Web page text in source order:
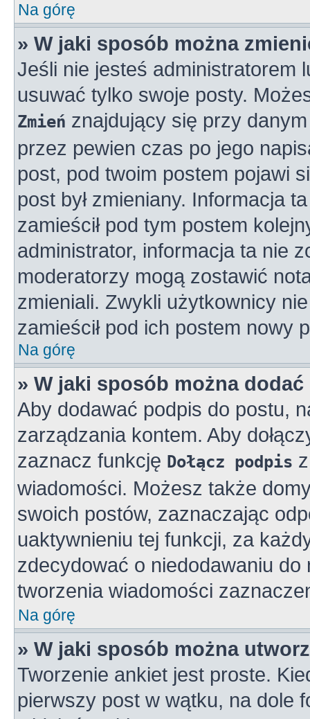
Na górę
» W jaki sposób można
Jeśli nie jesteś administratorem
usuwać tylko swoje posty.
Zmień znajdujący się przy
przez pewien czas po jego
post, pod twoim postem pojawi
post był zmieniany. Informacja
zamieścił pod tym postem
administrator, informacja ta nie
moderatorzy mogą zostawić
zmieniali. Zwykli użytkownicy
zamieścił pod ich postem nowy
Na górę
» W jaki sposób można
Aby dodawać podpis do postu,
zarządzania kontem. Aby
zaznacz funkcję Dołącz podpis
wiadomości. Możesz także
swoich postów, zaznaczając
uaktywnieniu tej funkcji, za
zdecydować o niedodawaniu
tworzenia wiadomości
Na górę
» W jaki sposób można
Tworzenie ankiet jest proste.
pierwszy post w wątku, na dole